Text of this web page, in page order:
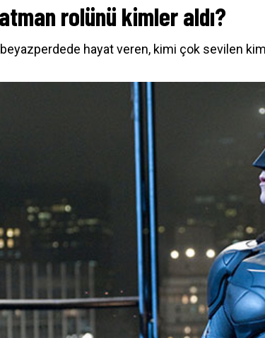
rolünü kimler aldı?
hayat veren, kimi çok sevilen